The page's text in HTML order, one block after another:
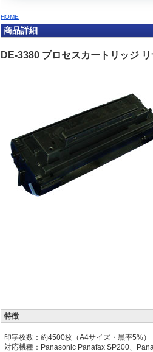
HOME
商品詳細
DE-3380 プロセスカートリッジ リ
特徴
印字枚数：約4500枚（A4サイズ・黒率5%）
対応機種：Panasonic Panafax SP200、